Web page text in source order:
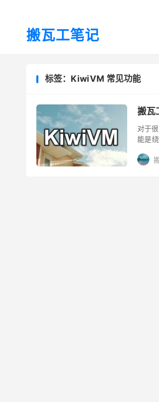
搬瓦工笔记
标签：KiwiVM 常见功能
搬瓦
对于
能是